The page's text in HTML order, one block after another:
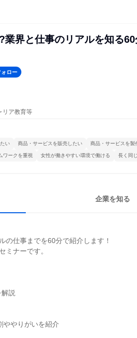
界と仕事のリアルを知る60
ロー
リア教育等
い 商品・サービスを販売したい 商品・サービスを製
ワークを重視 女性が働きやすい環境で働ける 長く同
企業を知る
の仕事までを60分で紹介します！
ミナーです。
説
ややりがいを紹介